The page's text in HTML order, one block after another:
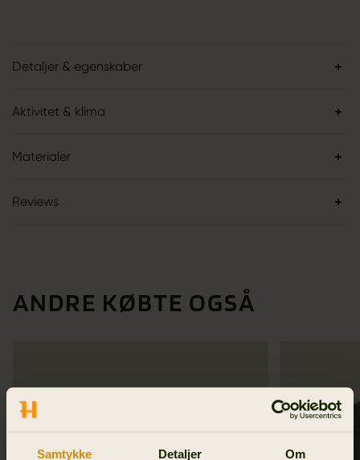
Samtykke Detaljer Om
Detaljer & egenskaber
Aktivitet & klima
Materialer
Reviews
ANDRE KØBTE OGSÅ